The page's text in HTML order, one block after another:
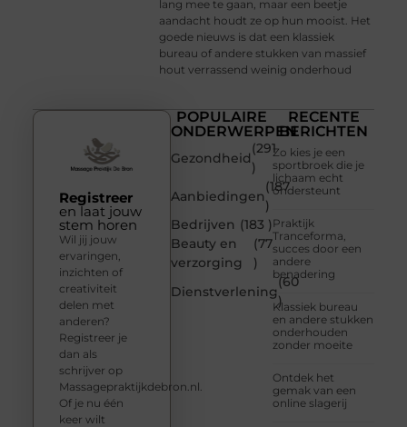
lang mee te gaan, maar een beetje
aandacht houdt ze op hun mooist. Het
goede nieuws is dat een klassiek
bureau of andere stukken van massief
hout verrassend weinig onderhoud
POPULAIRE
ONDERWERPEN
Gezondheid
(291
)
Aanbiedingen
(187
)
Bedrijven (183 )
Beauty en
verzorging
(77
)
Dienstverlening
(60
)
RECENTE
BERICHTEN
Zo kies je een
sportbroek die je
lichaam echt
ondersteunt
Praktijk
Tranceforma,
succes door een
andere
benadering
Klassiek bureau
en andere stukken
onderhouden
zonder moeite
Ontdek het
gemak van een
online slagerij
Registreer
en laat jouw
stem horen
Wil jij jouw
ervaringen,
inzichten of
creativiteit
delen met
anderen?
Registreer je
dan als
schrijver op
Massagepraktijkdebron.nl.
Of je nu één
keer wilt